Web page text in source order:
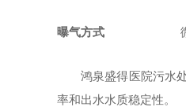
曝气方式
鸿泉盛得医院污水
率和出水水质稳定性。